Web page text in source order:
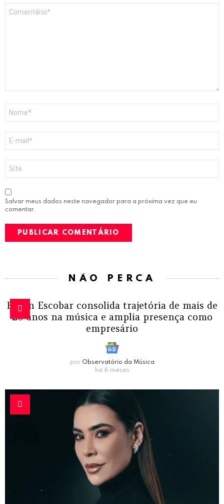
mail
*
Salvar meus dados neste navegador para a próxima vez que eu
comentar.
NÃO PERCA
Edson Escobar consolida trajetória de mais de
20 anos na música e amplia presença como
empresário
por Observatório da Música
há 6 meses